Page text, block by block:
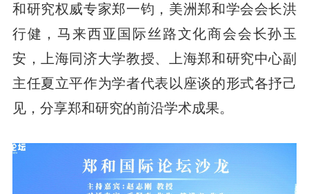
和研究权威专家郑一钧，美洲郑和学会会长洪
行健，马来西亚国际丝路文化商会会长孙玉
安，上海同济大学教授、上海郑和研究中心副
主任夏立平作为学者代表以座谈的形式各抒己
见，分享郑和研究的前沿学术成果。